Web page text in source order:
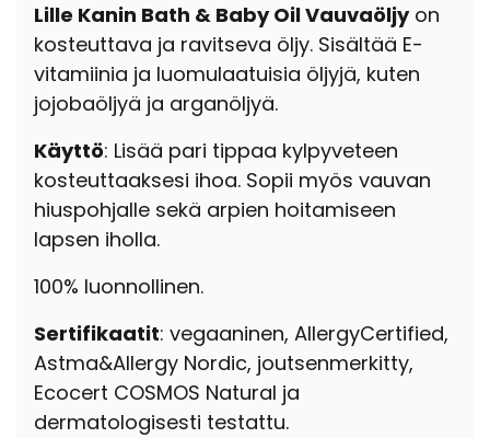
Lille Kanin Bath & Baby Oil Vauvaöljyon
kosteuttava ja ravitseva öljy. Sisältää E-
vitamiinia ja luomulaatuisia öljyjä, kuten
jojobaöljyä ja arganöljyä.
Käyttö: Lisää pari tippaa kylpyveteen
kosteuttaaksesi ihoa. Sopii myös vauvan
hiuspohjalle sekä arpien hoitamiseen
lapsen iholla.
100% luonnollinen.
Sertifikaatit: vegaaninen, AllergyCertified,
Astma&Allergy Nordic, joutsenmerkitty,
Ecocert COSMOS Natural ja
dermatologisesti testattu.